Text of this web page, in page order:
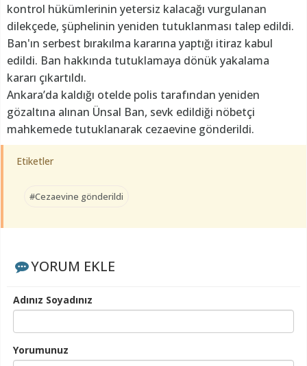
kontrol hükümlerinin yetersiz kalacağı vurgulanan
dilekçede, şüphelinin yeniden tutuklanması talep edildi.
Ban'ın serbest bırakılma kararına yaptığı itiraz kabul
edildi. Ban hakkında tutuklamaya dönük yakalama
kararı çıkartıldı.
Ankara’da kaldığı otelde polis tarafından yeniden
gözaltına alınan Ünsal Ban, sevk edildiği nöbetçi
mahkemede tutuklanarak cezaevine gönderildi.
Etiketler
#Cezaevine gönderildi
YORUM EKLE
Adınız Soyadınız
Yorumunuz